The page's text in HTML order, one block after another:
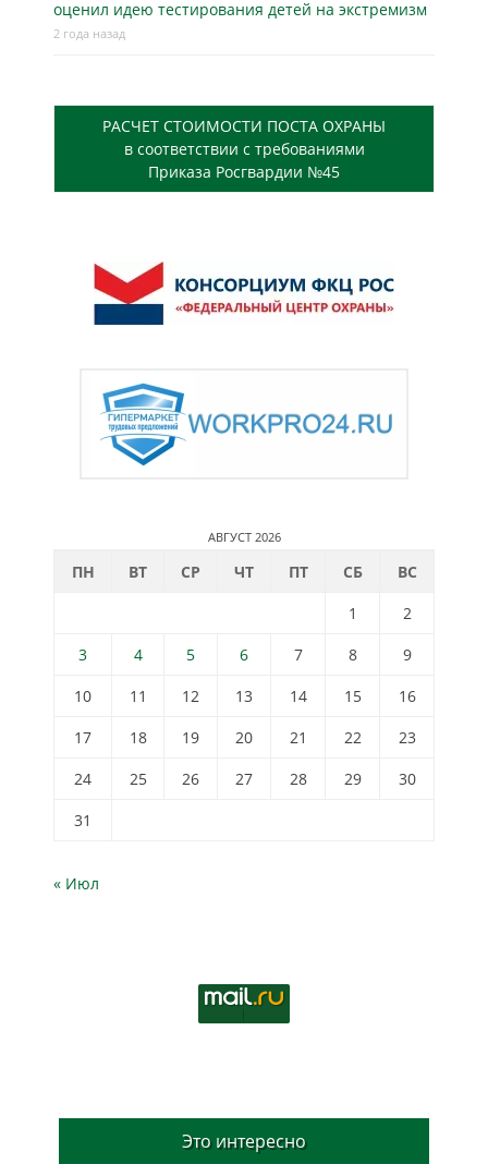
оценил идею тестирования детей на экстремизм
2 года назад
РАСЧЕТ СТОИМОСТИ ПОСТА ОХРАНЫ
в соответствии с требованиями
Приказа Росгвардии №45
АВГУСТ 2026
ПН ВТ СР ЧТ ПТ СБ
ВС
1
2
3
4 5 6 7 8
9
10
11 12 13 14 15
16
17
18 19 20 21 22
23
24
25 26 27 28 29
30
31
« Июл
Это интересно